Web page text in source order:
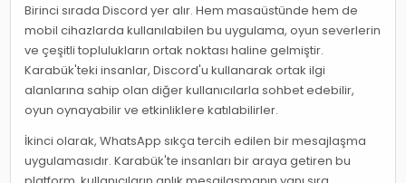
Birinci sırada Discord yer alır. Hem masaüstünde hem de
mobil cihazlarda kullanılabilen bu uygulama, oyun severlerin
ve çeşitli toplulukların ortak noktası haline gelmiştir.
Karabük'teki insanlar, Discord'u kullanarak ortak ilgi
alanlarına sahip olan diğer kullanıcılarla sohbet edebilir,
oyun oynayabilir ve etkinliklere katılabilirler.
İkinci olarak, WhatsApp sıkça tercih edilen bir mesajlaşma
uygulamasıdır. Karabük'te insanları bir araya getiren bu